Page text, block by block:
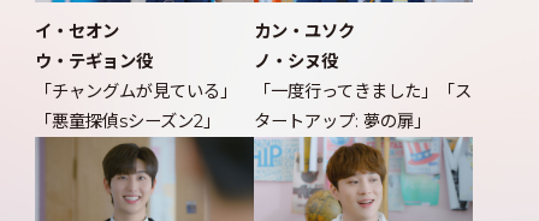
イ・セオン
ウ・テギョン役
「チャングムが見ている」
「悪童探偵sシーズン2」
カン・ユソク
ノ・シヌ役
「一度行ってきました」「ス
タートアップ: 夢の扉」